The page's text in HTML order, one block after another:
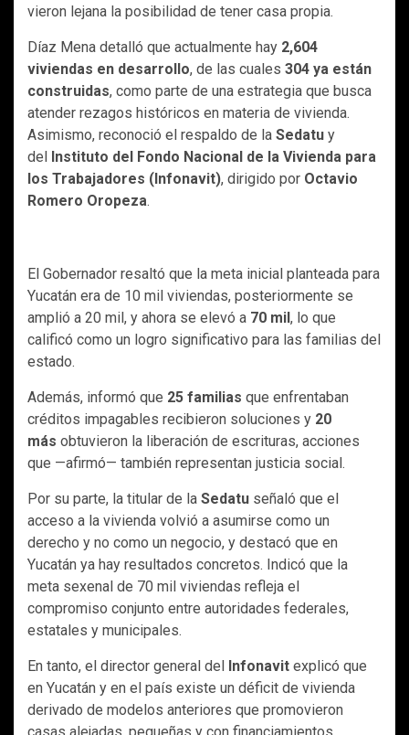
vieron lejana la posibilidad de tener casa propia.
Díaz Mena detalló que actualmente hay 2,604
viviendas en desarrollo, de las cuales 304 ya están
construidas, como parte de una estrategia que busca
atender rezagos históricos en materia de vivienda.
Asimismo, reconoció el respaldo de la Sedatu y
del
Instituto del Fondo Nacional de la Vivienda para
los Trabajadores (Infonavit), dirigido por Octavio
Romero Oropeza.
El Gobernador resaltó que la meta inicial planteada para
Yucatán era de 10 mil viviendas, posteriormente se
amplió a 20 mil, y ahora se elevó a 70 mil , lo que
calificó como un logro significativo para las familias del
estado.
Además, informó que 25 familias que enfrentaban
créditos impagables recibieron soluciones y 20
más obtuvieron la liberación de escrituras, acciones
que —afirmó— también representan justicia social.
Por su parte, la titular de la Sedatu señaló que el
acceso a la vivienda volvió a asumirse como un
derecho y no como un negocio, y destacó que en
Yucatán ya hay resultados concretos. Indicó que la
meta sexenal de 70 mil viviendas refleja el
compromiso conjunto entre autoridades federales,
estatales y municipales.
En tanto, el director general del Infonavit explicó que
en Yucatán y en el país existe un déficit de vivienda
derivado de modelos anteriores que promovieron